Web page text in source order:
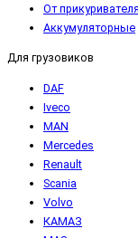
От прикуривателя
Аккумуляторные
Для грузовиков
DAF
Iveco
MAN
Mercedes
Renault
Scania
Volvo
КАМАЗ